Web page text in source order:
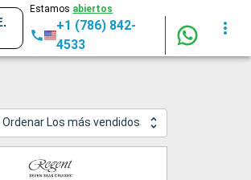
Estamos abiertos
+1 (786) 842-
4533
Ordenar Los más vendidos